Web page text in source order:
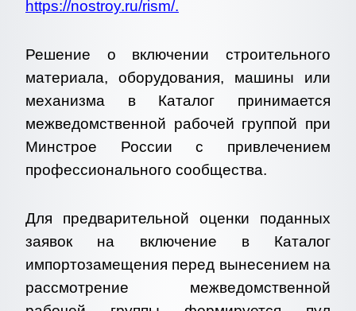
https://nostroy.ru/rism/.
Решение о включении строительного
материала, оборудования, машины или
механизма в Каталог принимается
межведомственной рабочей группой при
Минстрое России с привлечением
профессионального сообщества.
Для предварительной оценки поданных
заявок на включение в Каталог
импортозамещения перед вынесением на
рассмотрение межведомственной